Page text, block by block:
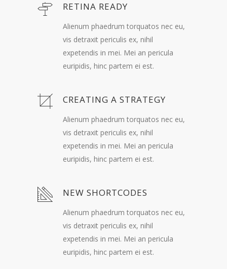
RETINA READY
Alienum phaedrum torquatos nec eu,
vis detraxit periculis ex, nihil
expetendis in mei. Mei an pericula
euripidis, hinc partem ei est.
CREATING A STRATEGY
Alienum phaedrum torquatos nec eu,
vis detraxit periculis ex, nihil
expetendis in mei. Mei an pericula
euripidis, hinc partem ei est.
NEW SHORTCODES
Alienum phaedrum torquatos nec eu,
vis detraxit periculis ex, nihil
expetendis in mei. Mei an pericula
euripidis, hinc partem ei est.